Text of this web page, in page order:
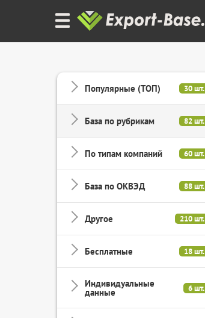
Популярные (ТОП) 30 шт.
База по рубрикам 82 шт.
По типам компаний 60 шт.
База по ОКВЭД 88 шт.
Другое 210 шт.
Бесплатные 18 шт.
Индивидуальные
данные 6 шт.